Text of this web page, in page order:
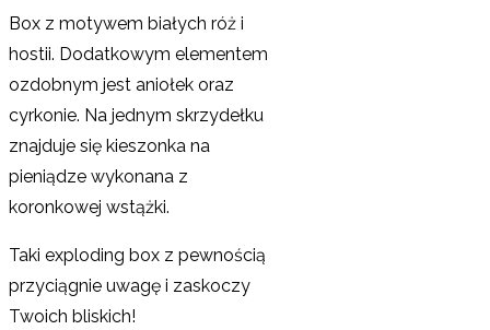
Box z motywem białych róż i
hostii. Dodatkowym elementem
ozdobnym jest aniołek oraz
cyrkonie. Na jednym skrzydełku
znajduje się kieszonka na
pieniądze wykonana z
koronkowej wstążki.
Taki exploding box z pewnością
przyciągnie uwagę i zaskoczy
Twoich bliskich!